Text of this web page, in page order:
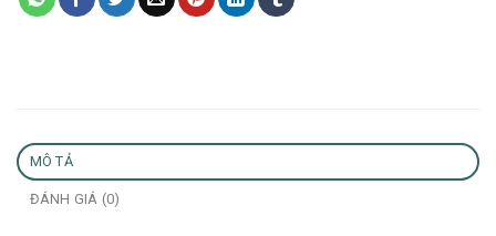
MÔ TẢ
ĐÁNH GIÁ (0)